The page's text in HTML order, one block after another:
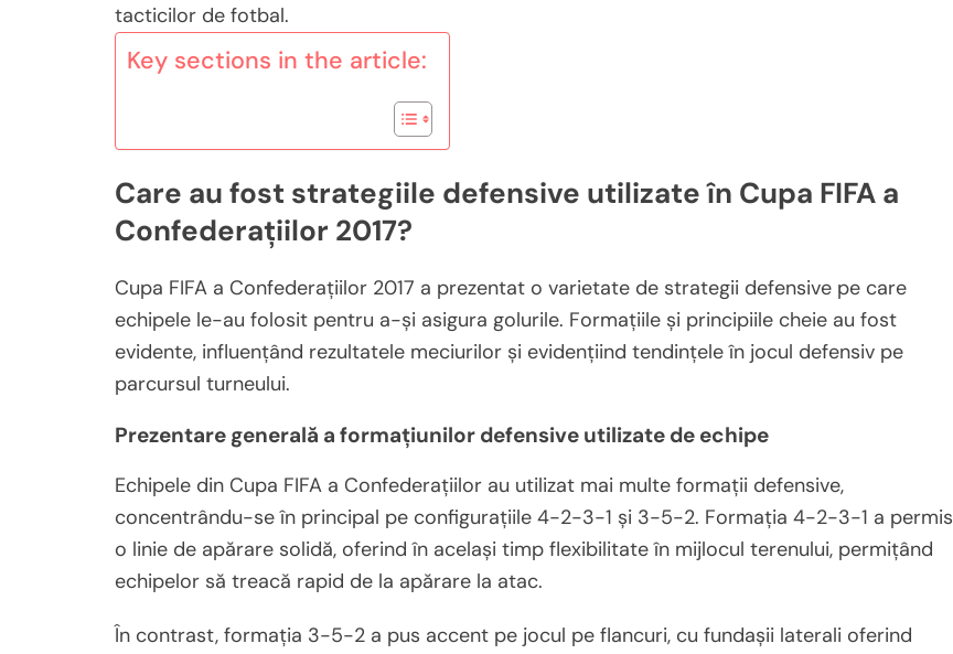
tacticilor de fotbal.
Key sections in the article:
Care au fost strategiile defensive utilizate în Cupa FIFA a
Confederațiilor 2017?
Cupa FIFA a Confederațiilor 2017 a prezentat o varietate de strategii defensive pe care
echipele le-au folosit pentru a-și asigura golurile. Formațiile și principiile cheie au fost
evidente, influențând rezultatele meciurilor și evidențiind tendințele în jocul defensiv pe
parcursul turneului.
Prezentare generală a formațiunilor defensive utilizate de echipe
Echipele din Cupa FIFA a Confederațiilor au utilizat mai multe formații defensive,
concentrându-se în principal pe configurațiile 4-2-3-1 și 3-5-2. Formația 4-2-3-1 a permis
o linie de apărare solidă, oferind în același timp flexibilitate în mijlocul terenului, permițând
echipelor să treacă rapid de la apărare la atac.
În contrast, formația 3-5-2 a pus accent pe jocul pe flancuri, cu fundașii laterali oferind